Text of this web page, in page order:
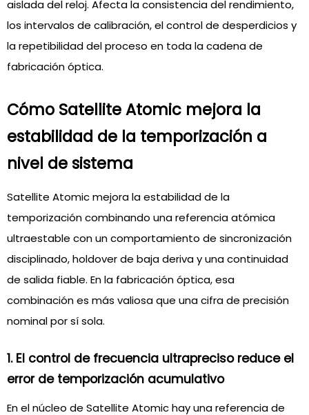
aislada del reloj. Afecta la consistencia del rendimiento,
los intervalos de calibración, el control de desperdicios y
la repetibilidad del proceso en toda la cadena de
fabricación óptica.
Cómo Satellite Atomic mejora la
estabilidad de la temporización a
nivel de sistema
Satellite Atomic mejora la estabilidad de la
temporización combinando una referencia atómica
ultraestable con un comportamiento de sincronización
disciplinado, holdover de baja deriva y una continuidad
de salida fiable. En la fabricación óptica, esa
combinación es más valiosa que una cifra de precisión
nominal por sí sola.
1. El control de frecuencia ultrapreciso reduce el
error de temporización acumulativo
En el núcleo de Satellite Atomic hay una referencia de